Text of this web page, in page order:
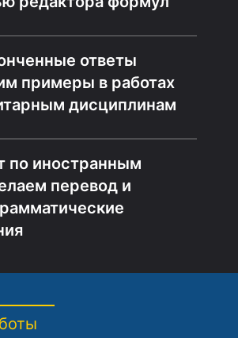
ответы
примеры в работах
дисциплинам
по иностранным
перевод и